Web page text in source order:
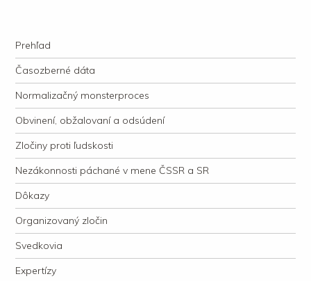
justície
Navigation
Skip to content
Prehľad
Časozberné dáta
Normalizačný monsterproces
Obvinení, obžalovaní a odsúdení
Zločiny proti ľudskosti
Nezákonnosti páchané v mene ČSSR a SR
Dôkazy
Organizovaný zločin
Svedkovia
Expertízy